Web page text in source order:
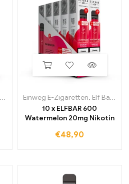
Einweg E-Zigaretten, Elf Bar 600
10 x ELFBAR 600
Watermelon 20mg Nikotin
€48,90